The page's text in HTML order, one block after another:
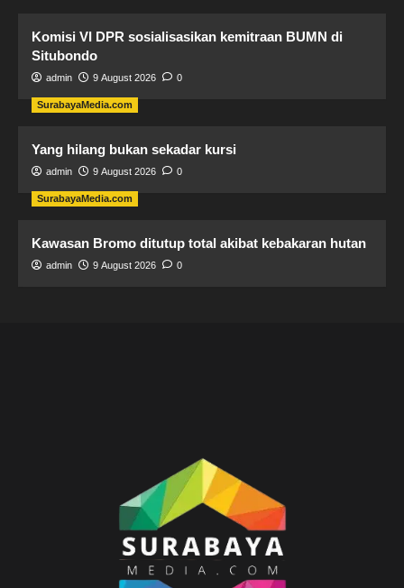
Komisi VI DPR sosialisasikan kemitraan BUMN di
Situbondo
admin 9 August 2026 0
SurabayaMedia.com
Yang hilang bukan sekadar kursi
admin 9 August 2026 0
SurabayaMedia.com
Kawasan Bromo ditutup total akibat kebakaran hutan
admin 9 August 2026 0